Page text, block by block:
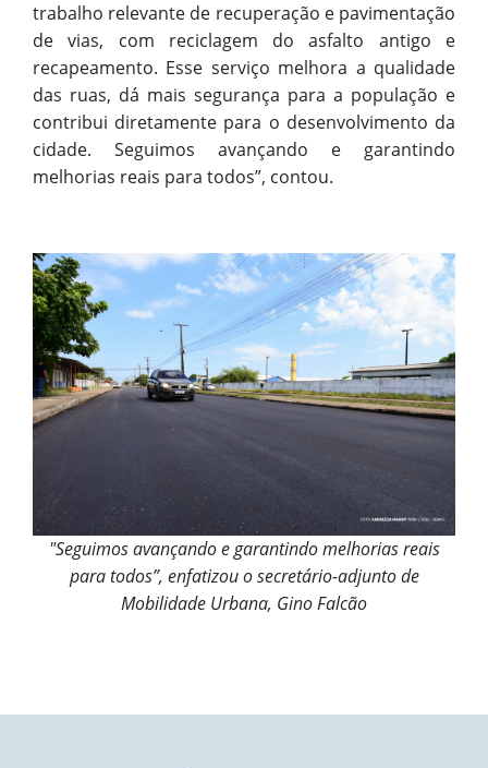
trabalho relevante de recuperação e pavimentação
de vias, com reciclagem do asfalto antigo e
recapeamento. Esse serviço melhora a qualidade
das ruas, dá mais segurança para a população e
contribui diretamente para o desenvolvimento da
cidade. Seguimos avançando e garantindo
melhorias reais para todos”, contou.
"Seguimos avançando e garantindo melhorias reais
para todos”, enfatizou o secretário-adjunto de
Mobilidade Urbana, Gino Falcão